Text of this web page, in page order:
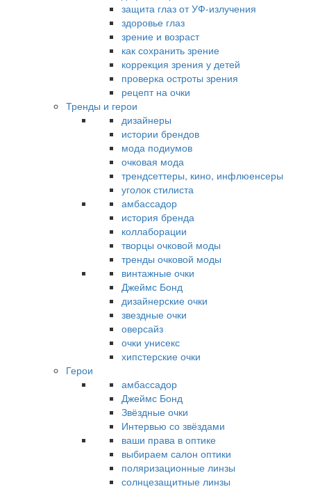
защита глаз от УФ-излучения
здоровье глаз
зрение и возраст
как сохранить зрение
коррекция зрения у детей
проверка остроты зрения
рецепт на очки
Тренды и герои
дизайнеры
истории брендов
мода подиумов
очковая мода
трендсеттеры, кино, инфлюенсеры
уголок стилиста
амбассадор
история бренда
коллаборации
творцы очковой моды
тренды очковой моды
винтажные очки
Джеймс Бонд
дизайнерские очки
звездные очки
оверсайз
очки унисекс
хипстерские очки
Герои
амбассадор
Джеймс Бонд
Звёздные очки
Интервью со звёздами
ваши права в оптике
выбираем салон оптики
поляризационные линзы
солнцезащитные линзы